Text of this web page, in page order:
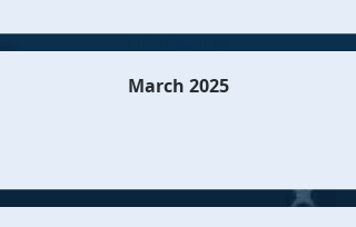
March 2025